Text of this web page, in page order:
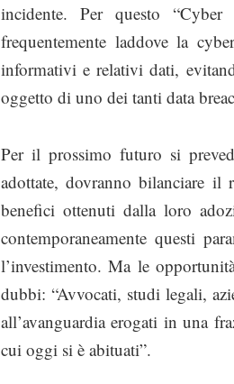
incidente. Per questo
frequentemente laddove la
informativi e relativi dati,
oggetto di uno dei tanti data
Per il prossimo futuro si
adottate, dovranno bilanciare
benefici ottenuti dalla loro
contemporaneamente questi
l’investimento. Ma le
dubbi: “Avvocati, studi legali,
all’avanguardia erogati in una
cui oggi si è abituati”.